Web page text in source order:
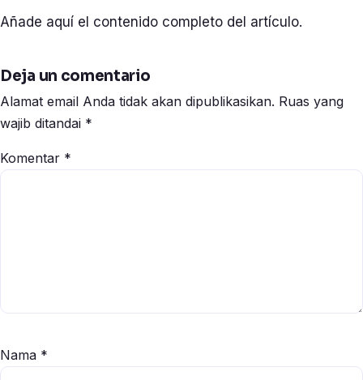
Añade aquí el contenido completo del artículo.
Deja un comentario
Alamat email Anda tidak akan dipublikasikan. Ruas yang
wajib ditandai *
Komentar *
Nama *